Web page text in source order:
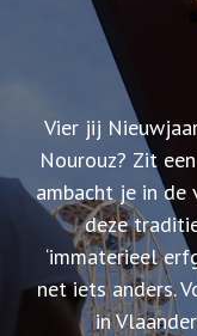
Vier jij
Nourouz? Zit
ambacht je in de
deze
‘immaterieel
net iets anders.
in